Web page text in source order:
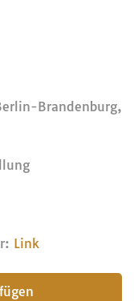
Brandenburg,
Link